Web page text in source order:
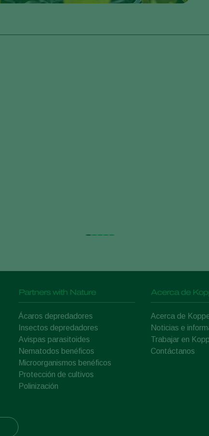
Partners with Nature
Ácaros depredadores
Insectos depredadores
Avispas parasitoides
Nematodos benéficos
Microorganismos benéficos
Protección de cultivos
Polinización
Acerca de
Acerca de
Noticias e
Trabajar en
Contáctanos